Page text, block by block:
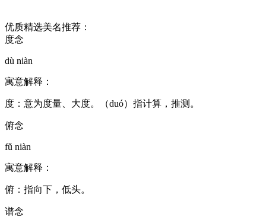
优质精选美名推荐：
度念
dù niàn
寓意解释：
度：意为度量、大度。（duó）指计算，推测。
俯念
fǔ niàn
寓意解释：
俯：指向下，低头。
谱念